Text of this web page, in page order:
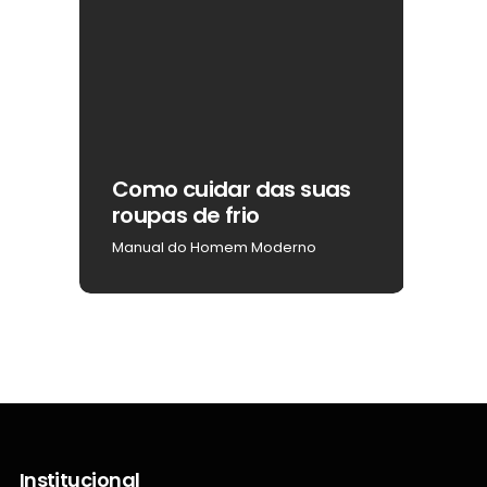
Como cuidar das suas
roupas de frio
Manual do Homem Moderno
Institucional